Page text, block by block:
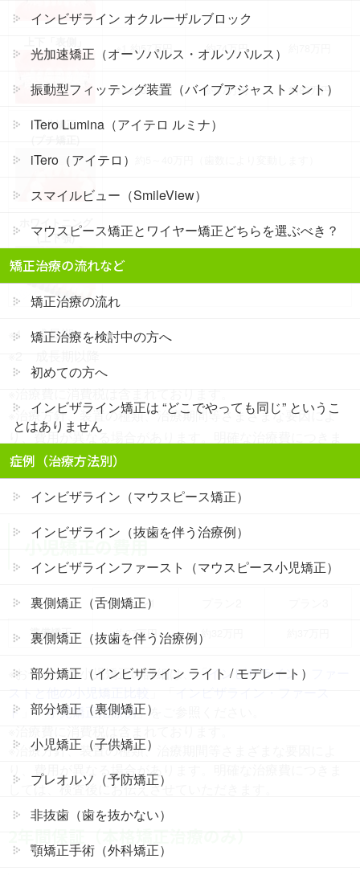
※1 約57万円 約74万円
※2約63万円 約77万円 約83万円
部分矯正
(プチ矯正)
ホワイトニング
(上下顎)
※1 成長期
※2 成長期以降
※治療費に消費税は含まれております。
※治療方針、装置の種類、治療期間等さまざまな要因によ
り、費用が異なる場合があります。明確な治療費につきま
しては、検査後にお伝えさせていただきます。
小児矯正の費用
プラン1
準備矯正 約27万円 約32万円
※お子さまの小児矯正の詳細は、「インビザライン・ファー
ストと他の小児矯正比較
インビザライン・ファース
ト 」「小児矯正治療例」をご参照ください。
※治療方針、装置の種類、治療期間等さまざまな要因によ
り、費用が異なる場合があります。明確な治療費につきま
しては、検査後にお伝えさせていただきます。
インビザライン オクルーザルブロック
光加速矯正（オーソパルス・オルソパルス）
振動型フィッテング装置（バイブアジャストメント）
iTero Lumina（アイテロ ルミナ）
iTero（アイテロ）
スマイルビュー（SmileView）
マウスピース矯正とワイヤー矯正どちらを選ぶべき？
矯正治療の流れなど
矯正治療の流れ
矯正治療を検討中の方へ
初めての方へ
インビザライン矯正は “どこでやっても同じ” というこ
とはありません
症例（治療方法別）
インビザライン（マウスピース矯正）
インビザライン（抜歯を伴う治療例）
インビザラインファースト（マウスピース小児矯正）
裏側矯正（舌側矯正）
裏側矯正（抜歯を伴う治療例）
部分矯正（インビザライン ライト / モデレート）
部分矯正（裏側矯正）
小児矯正（子供矯正）
プレオルソ（予防矯正）
非抜歯（歯を抜かない）
顎矯正手術（外科矯正）